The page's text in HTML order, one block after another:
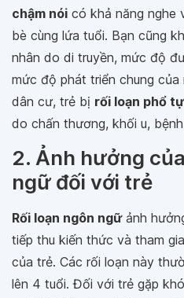
chậm nói có khả năng nghe
bè cùng lứa tuổi. Bạn cũng
nhân do di truyền, mức độ
mức độ phát triển chung
dân cư, trẻ bị rối loạn phổ
do chấn thương, khối u,
2. Ảnh hưởng
ngữ đối với trẻ
Rối loạn ngôn ngữảnh
tiếp thu kiến thức và tham
của trẻ. Các rối loạn này
lên 4 tuổi. Đối với trẻ gặp